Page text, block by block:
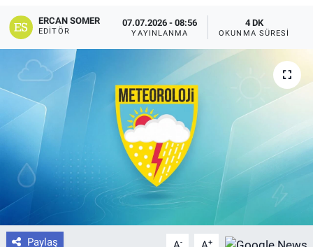
ERCAN SOMER
EDITÖR
07.07.2026 - 08:56
YAYINLANMA
4 DK
OKUNMA SÜRESI
Paylaş - +